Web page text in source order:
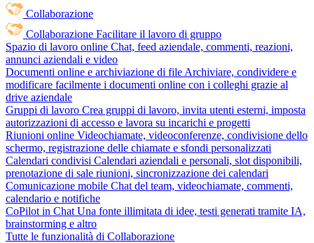
Collaborazione
Collaborazione Facilitare il lavoro di gruppo
Spazio di lavoro online Chat, feed aziendale, commenti, reazioni,
annunci aziendali e video
Documenti online e archiviazione di file Archiviare, condividere e
modificare facilmente i documenti online con i colleghi grazie al
drive aziendale
Gruppi di lavoro Crea gruppi di lavoro, invita utenti esterni, imposta
autorizzazioni di accesso e lavora su incarichi e progetti
Riunioni online Videochiamate, videoconferenze, condivisione dello
schermo, registrazione delle chiamate e sfondi personalizzati
Calendari condivisi Calendari aziendali e personali, slot disponibili,
prenotazione di sale riunioni, sincronizzazione dei calendari
Comunicazione mobile Chat del team, videochiamate, commenti,
calendario e notifiche
CoPilot in Chat Una fonte illimitata di idee, testi generati tramite IA,
brainstorming e altro
Tutte le funzionalità di Collaborazione